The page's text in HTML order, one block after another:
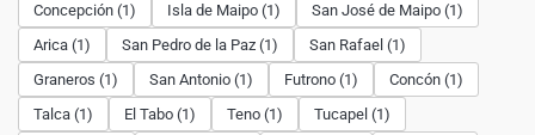
Concepción (1)
Isla de Maipo (1)
San José de Maipo (1)
Arica (1)
San Pedro de la Paz (1)
San Rafael (1)
Graneros (1)
San Antonio (1) Futrono (1)
Concón (1)
Talca (1)
El Tabo (1) Teno (1)
Tucapel (1)